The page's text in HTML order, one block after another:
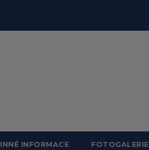
INFORMACE FOTOGALERIE